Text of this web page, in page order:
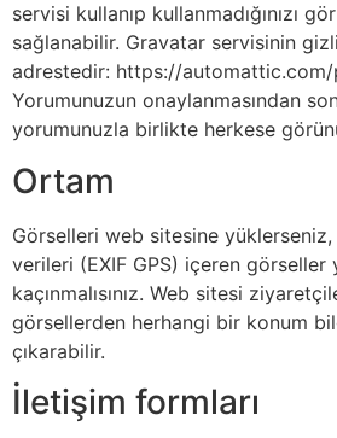
servisi kullanıp kullanmadığınızı
sağlanabilir. Gravatar servisinin
adrestedir: https://automattic.com/
Yorumunuzun onaylanmasından
yorumunuzla birlikte herkese
Ortam
Görselleri web sitesine
verileri (EXIF GPS) içeren görseller
kaçınmalısınız. Web sitesi
görsellerden herhangi bir konum
çıkarabilir.
İletişim formları